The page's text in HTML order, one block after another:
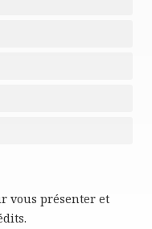
vous présenter et